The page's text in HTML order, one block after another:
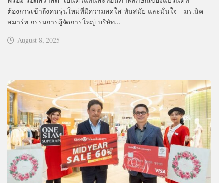
ต้องการเข้าถึงคนรุ่นใหม่ที่มีความสดใส ทันสมัย และมั่นใจ มร.นิค
สมาร์ท กรรมการผู้จัดการใหญ่ บริษัท...
August 8, 2025